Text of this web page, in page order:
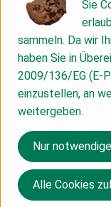
Herkunft
Hersteller: Elb-
Sie
sammeln. Da wir
haben Sie in
2009/136/EG (E-
einzustellen, an
weitergeben.
Nur
Alle Cookies